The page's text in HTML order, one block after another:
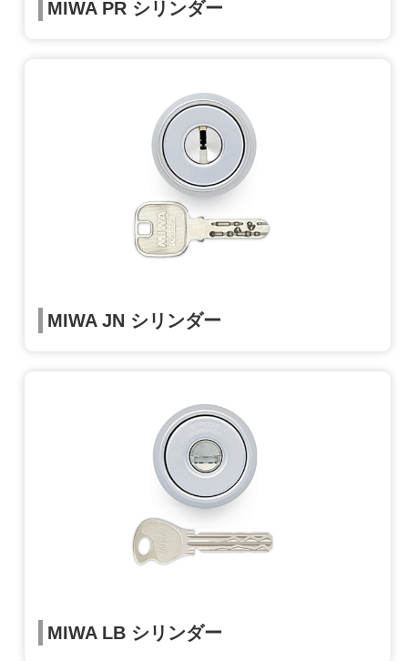
MIWA PR シリンダー
MIWA JN シリンダー
MIWA LB シリンダー